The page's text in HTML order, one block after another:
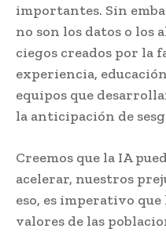
importantes. Sin
no son los datos o los
ciegos creados por la
experiencia,
equipos que
la anticipación de
Creemos que la IA
acelerar, nuestros
eso, es imperativo
valores de las